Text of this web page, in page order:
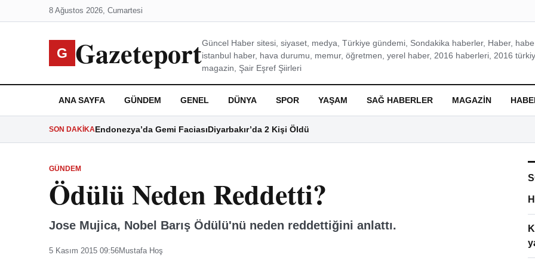
8 Ağustos 2026, Cumartesi
G GazeteportGüncel Haber sitesi, siyaset, medya, Türkiye gündemi, Sondakika haberler, Haber,
istanbul haber, hava durumu, memur, öğretmen, yerel haber, 2016 haberleri, 2016
magazin, Şair Eşref Şiirleri
ANA SAYFA GÜNDEM GENEL DÜNYA SPOR YAŞAM SAĞ HABERLER MAGAZIN
SON DAKIKAEndonezya’da Gemi FaciasıDiyarbakır’da 2 Kişi Öldü
GÜNDEM
Ödülü Neden Reddetti?
Jose Mujica, Nobel Barış Ödülü'nü neden reddettiğini anlattı.
5 Kasım 2015 09:56Mustafa Hoş